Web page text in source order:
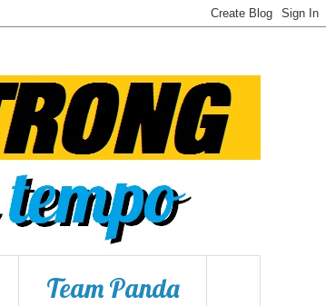
Team Panda